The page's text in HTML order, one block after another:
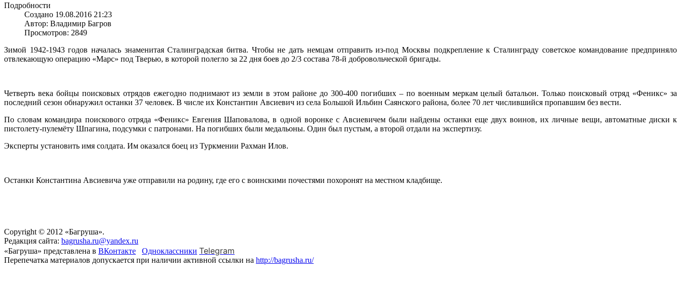
Подробности
Создано 19.08.2016 21:23
Автор: Владимир Багров
Просмотров: 2849
Зимой 1942-1943 годов началась знаменитая Сталинградская битва. Чтобы не дать немцам отправить из-под Москвы подкрепление к Сталинграду советское командование предприняло
отвлекающую операцию «Марс» под Тверью, в которой полегло за 22 дня боев до 2/3 состава 78-й добровольческой бригады.
Четверть века бойцы поисковых отрядов ежегодно поднимают из земли в этом районе до 300-400 погибших – по военным меркам целый батальон. Только поисковый отряд «Феникс» за
последний сезон обнаружил останки 37 человек. В числе их Константин Авсиевич из села Большой Ильбин Саянского района, более 70 лет числившийся пропавшим без вести.
По словам командира поискового отряда «Феникс» Евгения Шаповалова, в одной воронке с Авсиевичем были найдены останки еще двух воинов, их личные вещи, автоматные диски к
пистолету-пулемёту Шпагина, подсумки с патронами. На погибших были медальоны. Один был пустым, а второй отдали на экспертизу.
Эксперты установить имя солдата. Им оказался боец из Туркмении Рахман Илов.
Останки Константина Авсиевича уже отправили на родину, где его с воинскими почестями похоронят на местном кладбище.
Copyright © 2012 «Багруша».
Редакция сайта: bagrusha.ru@yandex.ru
«Багруша» представлена в ВКонтакте Одноклассники Telegram
Перепечатка материалов допускается при наличии активной ссылки на http://bagrusha.ru/